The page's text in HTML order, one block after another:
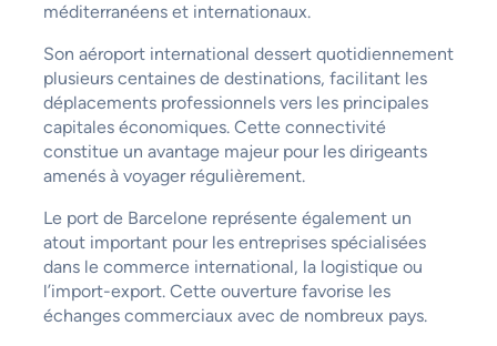
méditerranéens et internationaux.
Son aéroport international dessert quotidiennement
plusieurs centaines de destinations, facilitant les
déplacements professionnels vers les principales
capitales économiques. Cette connectivité
constitue un avantage majeur pour les dirigeants
amenés à voyager régulièrement.
Le port de Barcelone représente également un
atout important pour les entreprises spécialisées
dans le commerce international, la logistique ou
l’import-export. Cette ouverture favorise les
échanges commerciaux avec de nombreux pays.